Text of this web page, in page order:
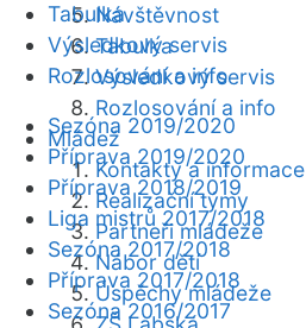
Návštěvnost
Tabulka
Výsledkový servis
Rozlosování a info
Mládež
Kontakty a informace
Realizační týmy
Partneři mládeže
Nábor dětí
Úspěchy mládeže
Tabulka
Výsledkový servis
Rozlosování a info
Sezóna 2019/2020
Příprava 2019/2020
Příprava 2018/2019
Liga mistrů 2017/2018
Sezóna 2017/2018
Příprava 2017/2018
Sezóna 2016/2017